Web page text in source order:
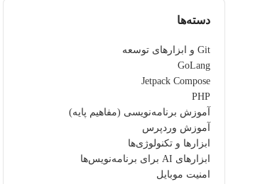
دسته‌ها
Git و ابزارهای توسعه
GoLang
Jetpack Compose
PHP
آموزش برنامه‌نویسی (مفاهیم پایه)
آموزش وردپرس
ابزارها و تکنولوژی‌ها
ابزارهای AI برای برنامه‌نویس‌ها
امنیت موبایل